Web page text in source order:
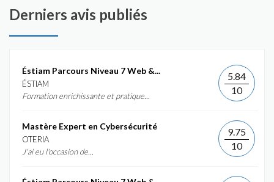
Derniers avis publiés
Éstiam Parcours Niveau 7 Web &...
ÉSTIAM
Formation enrichissante et pratique...
5.84
10
Mastère Expert en Cybersécurité
OTERIA
J'ai eu l'occasion de...
9.75
10